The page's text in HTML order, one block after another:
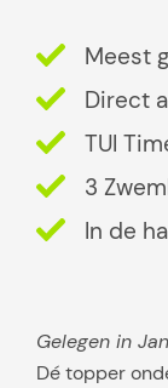
Meest
Direct
TUI
3
In de
Gelegen in
Dé topper